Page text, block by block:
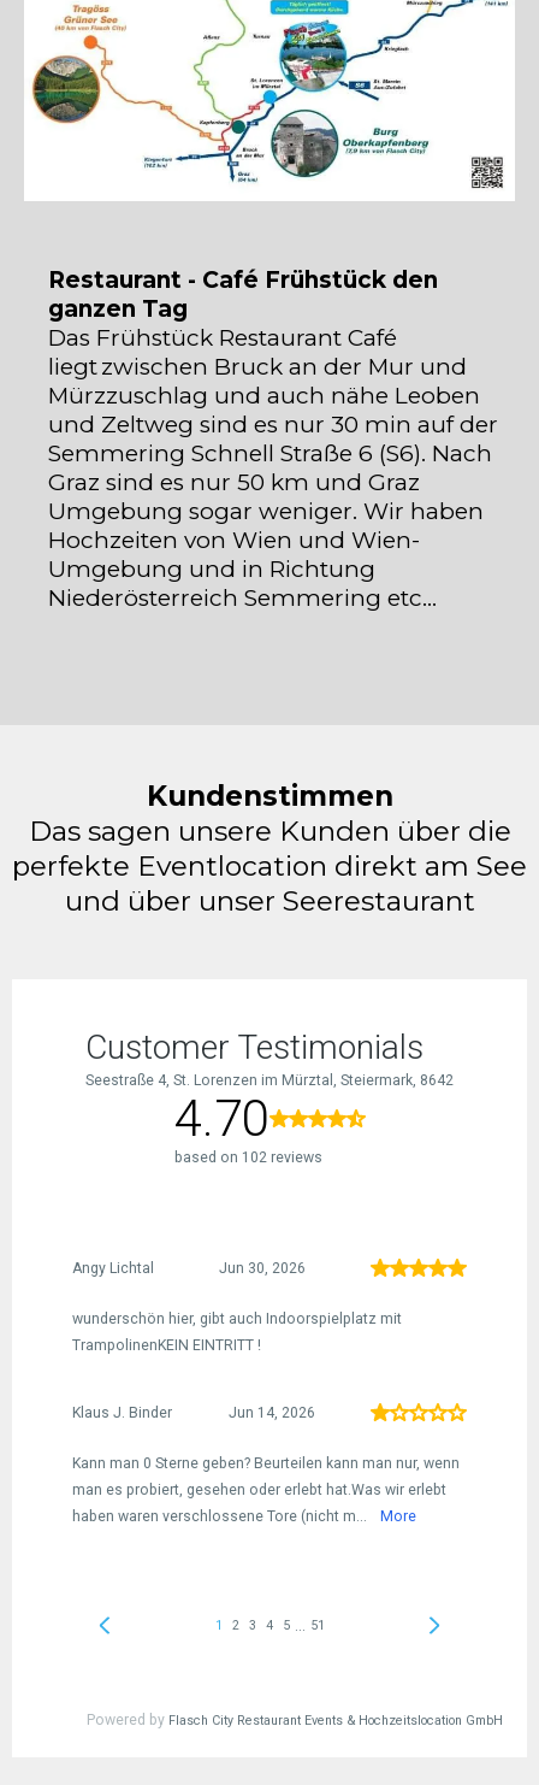
Restaurant - Café Frühstück den
ganzen Tag
Das Frühstück Restaurant Café
liegt zwischen Bruck an der Mur und
Mürzzuschlag und auch nähe Leoben
und Zeltweg sind es nur 30 min auf der
Semmering Schnell Straße 6 (S6). Nach
Graz sind es nur 50 km und Graz
Umgebung sogar weniger. Wir haben
Hochzeiten von Wien und Wien-
Umgebung und in Richtung
Niederösterreich Semmering etc…
Kundenstimmen
Das sagen unsere Kunden über die
perfekte Eventlocation direkt am See
und über unser Seerestaurant